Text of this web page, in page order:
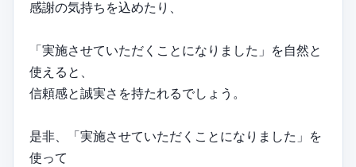
感謝の気持ちを込めたり、
「実施させていただくことになりました」を自然と
使えると、
信頼感と誠実さを持たれるでしょう。
是非、「実施させていただくことになりました」を
使って